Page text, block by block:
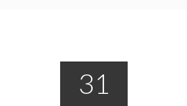
31